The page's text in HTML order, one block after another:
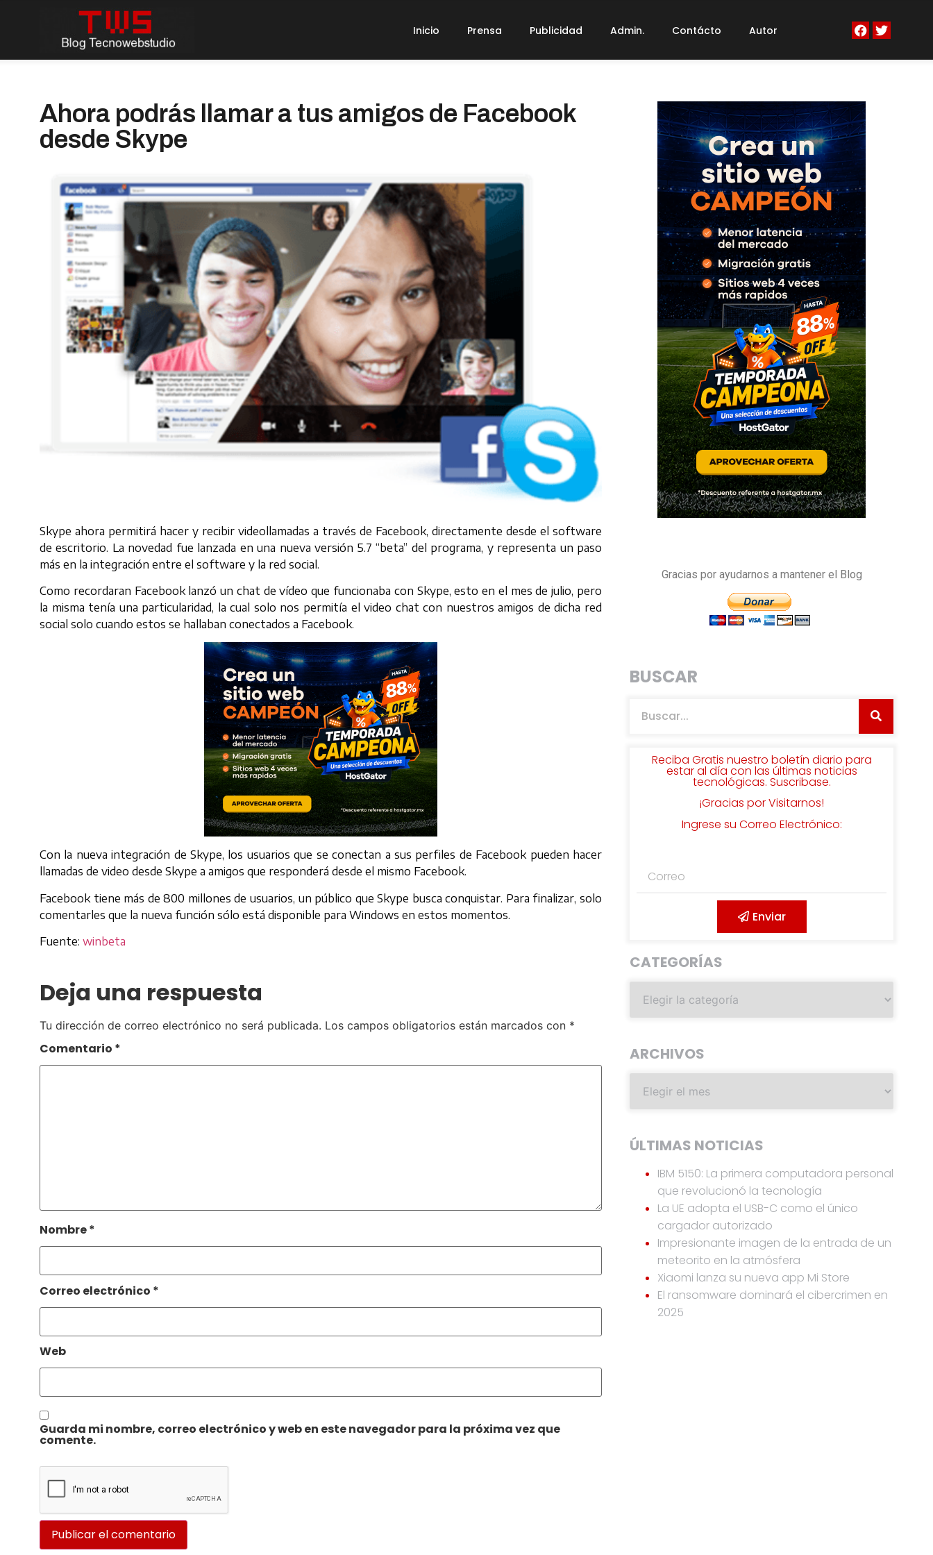
Inicio Prensa Publicidad Admin. Contácto Autor
Ahora podrás llamar a tus amigos de Facebook
desde Skype
Skype ahora permitirá hacer y recibir videollamadas a través de Facebook, directamente desde el software
de escritorio. La novedad fue lanzada en una nueva versión 5.7 “beta” del programa, y representa un paso
más en la integración entre el software y la red social.
Como recordaran Facebook lanzó un chat de vídeo que funcionaba con Skype, esto en el mes de julio, pero
la misma tenía una particularidad, la cual solo nos permitía el video chat con nuestros amigos de dicha red
social solo cuando estos se hallaban conectados a Facebook.
Con la nueva integración de Skype, los usuarios que se conectan a sus perfiles de Facebook pueden hacer
llamadas de video desde Skype a amigos que responderá desde el mismo Facebook.
Facebook tiene más de 800 millones de usuarios, un público que Skype busca conquistar. Para finalizar, solo
comentarles que la nueva función sólo está disponible para Windows en estos momentos.
Fuente: winbeta
Deja una respuesta
Tu dirección de correo electrónico no será publicada. Los campos obligatorios están marcados con *
Comentario *
Nombre*
Correo electrónico *
Web
Guarda mi nombre, correo electrónico y web en este navegador para la próxima vez que
comente.
Gracias por ayudarnos a mantener el Blog
BUSCAR
Reciba Gratis nuestro boletín diario para
estar al día con las últimas noticias
tecnológicas. Suscribase.
¡Gracias por Visitarnos!
Ingrese su Correo Electrónico:
Enviar
CATEGORÍAS
ARCHIVOS
ÚLTIMAS NOTICIAS
IBM 5150: La primera computadora personal
que revolucionó la tecnología
La UE adopta el USB-C como el único
cargador autorizado
Impresionante imagen de la entrada de un
meteorito en la atmósfera
Xiaomi lanza su nueva app Mi Store
El ransomware dominará el cibercrimen en
2025